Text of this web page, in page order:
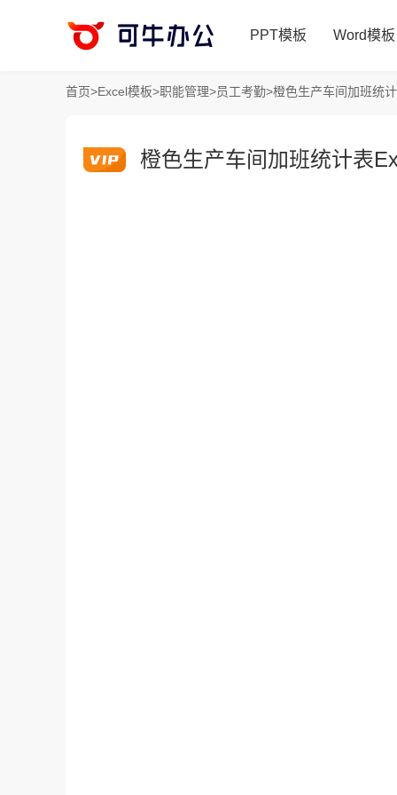
PPT模板 Word模板
首页>Excel模板>职能管理>员工考勤>橙色生产车间加班统
橙色生产车间加班统计表